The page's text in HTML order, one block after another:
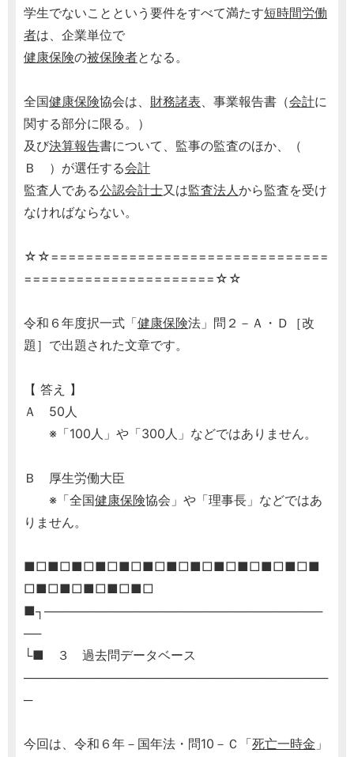
学生でないことという要件をすべて満たす短時間労働
者は、企業単位で
健康保険の被保険者となる。
全国健康保険協会は、 財務諸表、事業報告書（会計に
関する部分に限る。）
及び決算報告書について、監事の監査のほか、（
Ｂ ）が選任する会計
監査人である公認会計士又は監査法人から監査を受け
なければならない。
☆☆================================
======================☆☆
令和６年度択一式「健康保険法」問２－Ａ・Ｄ［改
題］で出題された文章です。
【 答え 】
Ａ 50人
※「100人」や「300人」などではありません。
Ｂ 厚生労働大臣
※「全国健康保険協会」や「理事長」などではあ
りません。
■□■□■□■□■□■□■□■□■□■□■□■□■
□■□■□■□■□■□
■┐────────────────────────────────
──
└■ ３ 過去問データベース
───────────────────────────────────
─
今回は、令和６年－国年法・問10－Ｃ「死亡一時金 」